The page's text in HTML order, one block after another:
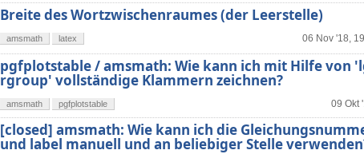
Breite des Wortzwischenraumes (der Leerstelle)
06 Nov '18,
amsmath latex
pgfplotstable / amsmath: Wie kann ich mit Hilfe von
rgroup' vollständige Klammern zeichnen?
09 Okt
amsmath pgfplotstable
[closed] amsmath: Wie kann ich die
und label manuell und an beliebiger Stelle